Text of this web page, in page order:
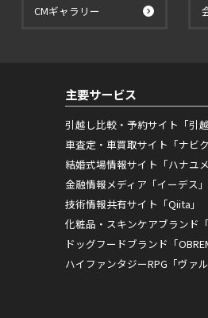
CMギャラリー
主要サービス
引越し比較・予約サイト「引越
車査定・車買取サイト「ナビク
結婚式場情報サイト「ハナユメ
金融情報メディア「イーデス」
技術情報共有サイト「Qiita」
化粧品・スキンケアブランド「
ドッグフードブランド「
ハイファンタジーRPG「ヴァ